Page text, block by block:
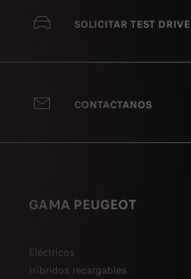
SOLICITAR TEST DRIVE
CONTACTANOS
GAMA PEUGEOT
Eléctricos
Híbridos recargables